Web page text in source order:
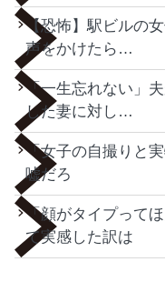
【恐怖】駅ビルの
声をかけたら…
「一生忘れない」
した妻に対し…
「女子の自撮りと
嘘だろ
「顔がタイプって
て実感した訳は